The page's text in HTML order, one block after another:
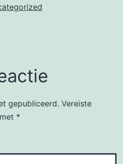
gepubliceerd. Vereiste
*